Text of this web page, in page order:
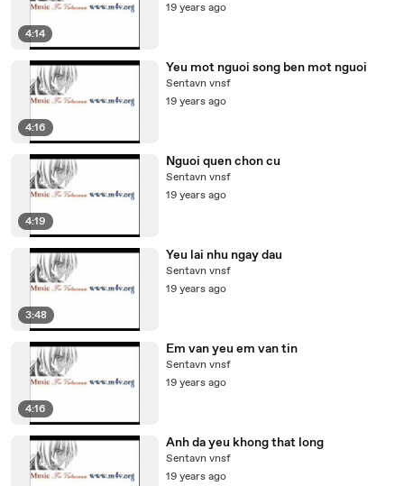
4:14
19 years ago
4:16
Yeu mot nguoi song ben mot nguoi
Sentavn vnsf
19 years ago
4:19
Nguoi quen chon cu
Sentavn vnsf
19 years ago
3:48
Yeu lai nhu ngay dau
Sentavn vnsf
19 years ago
4:16
Em van yeu em van tin
Sentavn vnsf
19 years ago
Anh da yeu khong that long
Sentavn vnsf
19 years ago